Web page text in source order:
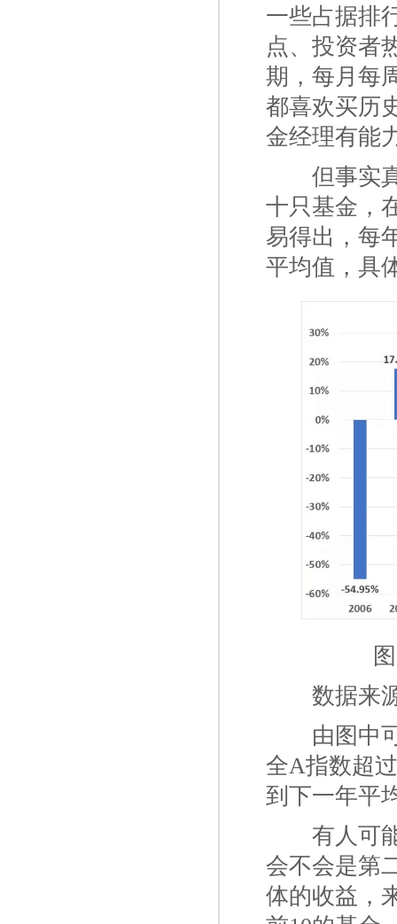
一些占据排
点、投资者
期，每月每
都喜欢买历
金经理有能
但事实
十只基金，
易得出，每
平均值，具
数据来
由图中
全A指数超
到下一年平
有人可
会不会是第
体的收益，